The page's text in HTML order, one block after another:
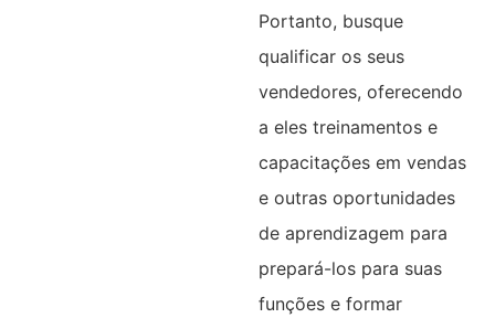
Portanto, busque
qualificar os seus
vendedores, oferecendo
a eles treinamentos e
capacitações em vendas
e outras oportunidades
de aprendizagem para
prepará-los para suas
funções e formar